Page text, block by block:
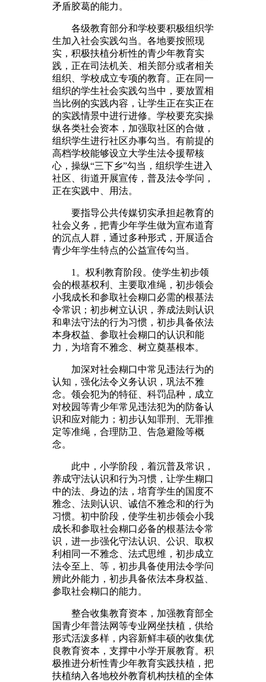
矛盾胶葛的能力。
各级教育部分和学校要积极组织学
生加入社会实践勾当。各地要按照现
实，积极扶植分析性的青少年教育实
践，正在司法机关、相关部分或者相关
组织、学校成立专项的教育。正在同一
组织的学生社会实践勾当中，要放置相
当比例的实践内容，让学生正在实正在
的实践情景中进行进修。学校要充实操
纵各类社会资本，加强取社区的合做，
组织学生进行社区办事勾当。有前提的
高档学校能够设立大学生法令援帮核
心，操纵“三下乡”勾当，组织学生进入
社区、街道开展宣传，普及法令学问，
正在实践中、用法。
要指导公共传媒切实承担起教育的
社会义务，把青少年学生做为宣布道育
的沉点人群，通过多种形式，开展适合
青少年学生特点的公益宣传勾当。
1。权利教育阶段。使学生初步领
会的根基权利、主要取准绳，初步领会
小我成长和参取社会糊口必需的根基法
令常识；初步树立认识，养成法则认识
和卑法守法的行为习惯，初步具备依法
本身权益、参取社会糊口的认识和能
力，为培育不雅念、树立奠基根本。
加深对社会糊口中常见违法行为的
认知，强化法令义务认识，巩法不雅
念。领会犯为的特征、科罚品种，成立
对校园等青少年常见违法犯为的防备认
识和应对能力；初步认知罪刑、无罪推
定等准绳，合理防卫、告急避险等概
念。
此中，小学阶段，着沉普及常识，
养成守法认识和行为习惯，让学生糊口
中的法、身边的法，培育学生的国度不
雅念、法则认识、诚信不雅念和的行为
习惯。初中阶段，使学生初步领会小我
成长和参取社会糊口必备的根基法令常
识，进一步强化守法认识、公识、取权
利相同一不雅念、法式思维，初步成立
法令至上、等，初步具备使用法令学问
辨此外能力，初步具备依法本身权益、
参取社会糊口的能力。
整合收集教育资本，加强教育部全
国青少年普法网等专业网坐扶植，供给
形式活泼多样，内容新鲜丰硕的收集优
良教育资本，支撑中小学开展教育。积
极推进分析性青少年教育实践扶植，把
扶植纳入各地校外教育机构扶植的全体